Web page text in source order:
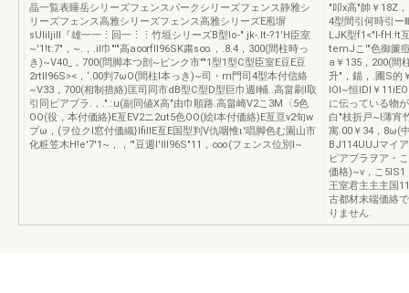
晶一覧表睡岳シリーズフェンスパークシリーズフェンス静雅シ
リーズフェンス高雅シリーズフェンス高雅シリーズE庖塀
sUliljill『雄一一⋮回一⋮⋮竹垣シリーズB型lo-".jk-.It-?1'H臣室
~'1!t:7"，~.，.il巾"'"高a∞rfIl96SK粛s∞.，.8.4，300(間柱時っ
き)~V40_，700(問脚本つ剖~ピンク市""1型1型C型臣室E豆E豆
2rtll96S><，‘.00判7ωO(間柱l本っき)~司・m門司4型本付信絡
~V33，700(相制措絡)匡司同市dB型C型D型巨巾週l輔..高畠刷l取
引同ピアプラ.，.".:u(副同値X高"由巾順路.高畠崎V2こ3M〈5色
OO(役，本付価絡)E亙EV2ニ2ut5色OO(絵l本付価絡)E亙亘v2旬w
プω，(ヲ位クl窓付価織}IfillE亙E国型判V仇咽惟ι'唱脚色む園山市
化粧笠木H!e'7'1~，，'"豆週I'IlI96S"11，∞o(フェンス位別I~
"叩x高"帥￥18Z
4型間引何時引ー
LJK型f1<"I-fH:!t
temJこ'"色御簾
a￥135，200(間
升"，錨，.圃S的
lOI~恒IDl￥
に伝っている物
白"枝折戸~l薄宵
寓.00￥34，8ω(
BJ114UUJマイ
ピアプラヲア・
価格)~v，こ5IS1
王室君主主主国
古都材末端価絡
りません.